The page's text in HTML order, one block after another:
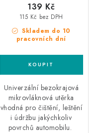
Skladem do 10
pracovních dní
115 Kč bez DPH
139 Kč
Univerzální bezokrajová
mikrovláknová utěrka
vhodná pro čištění, leštění
i údržbu jakýchkoliv
povrchů automobilu.